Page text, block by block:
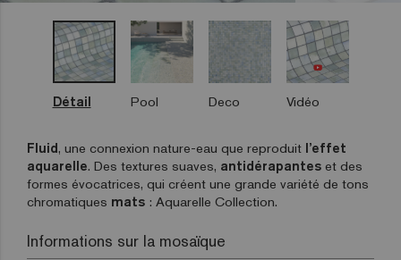
Détail Pool Deco Vidéo
Fluid, une connexion nature-eau que reproduit l’effet
aquarelle. Des textures suaves, antidérapantes et des
formes évocatrices, qui créent une grande variété de tons
chromatiques mats : Aquarelle Collection.
Informations sur la mosaïque